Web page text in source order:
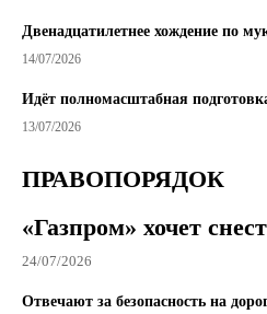
Двенадцатилетнее хождение по
14/07/2026
Идёт полномасштабная
13/07/2026
ПРАВОПОРЯДОК
«Газпром» хочет
24/07/2026
Отвечают за безопасность на